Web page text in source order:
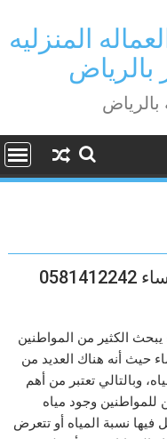
تأجير العماله المنزليه
بالرياض
بالرياض
الكثير من المواطنين
حيث أنه هناك العديد من
وبالتالي تعتبر من أهم
للمواطنين وجود مياه
نسبة المياه أو تتعرض